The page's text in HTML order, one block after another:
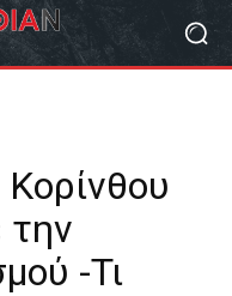
την
-Τι